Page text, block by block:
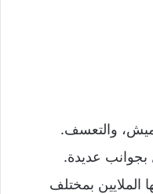
والتعسف.
بجوانب عديدة.
الملايين بمختلف